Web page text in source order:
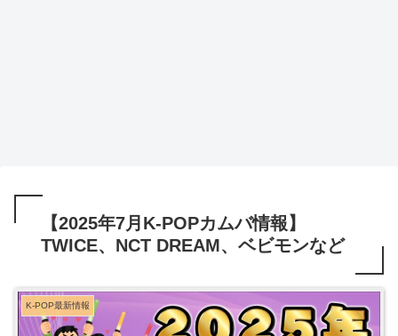
【2025年7月K-POPカムバ情報】
TWICE、NCT DREAM、ベビモンなど
K-POP最新情報